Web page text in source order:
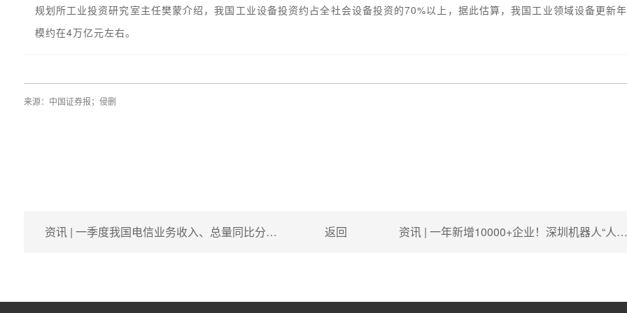
规划所工业投资研究室主任樊蒙介绍，我国工业设备投资约占全社会设备投资的70%以上，据此估算，我国工业领域设备更新
模约在4万亿元左右。
来源：中国证券报；侵删
资讯 | 一季度我国电信业务收入、总量同比分… 返回 资讯 | 一年新增10000+企业！深圳机器人“人